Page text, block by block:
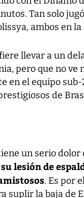
Tan solo
ambos en
llevar a un
pero que no ve
en el equipo
de
un serio dolor
lesión de
. Es por
suplir la baja de